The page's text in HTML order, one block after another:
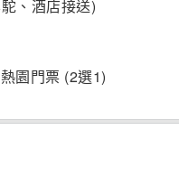
、酒店接送)
園門票 (2選1)